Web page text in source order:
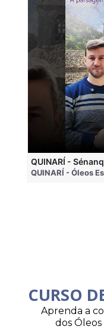
QUINARÍ - Óleos
CURSO
Aprenda a
dos Óleos